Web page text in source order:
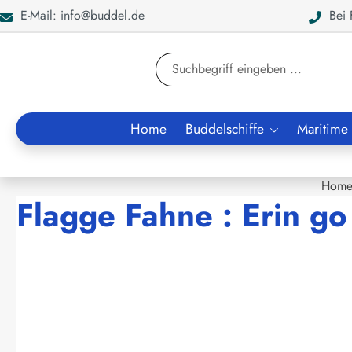
Zur Suche springen
E-Mail: info@buddel.de Bei
Home Buddelschiffe
Home
Flagge Fahne : Erin